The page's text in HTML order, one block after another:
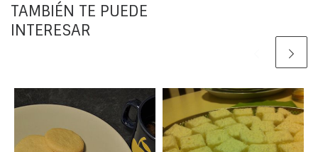
TAMBIÉN TE PUEDE
INTERESAR